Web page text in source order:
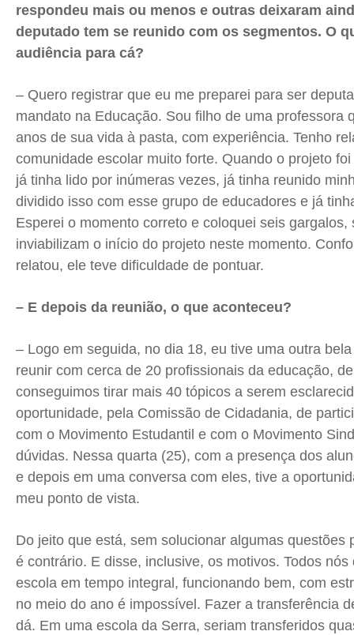
respondeu mais ou menos e outras deixaram
deputado tem se reunido com os segmentos. O
audiência para cá?
– Quero registrar que eu me preparei para ser
mandato na Educação. Sou filho de uma professora
anos de sua vida à pasta, com experiência. Tenho
comunidade escolar muito forte. Quando o projeto
já tinha lido por inúmeras vezes, já tinha reunido
dividido isso com esse grupo de educadores e já
Esperei o momento correto e coloquei seis gargalos,
inviabilizam o início do projeto neste momento.
relatou, ele teve dificuldade de pontuar.
– E depois da reunião, o que aconteceu?
– Logo em seguida, no dia 18, eu tive uma outra
reunir com cerca de 20 profissionais da educação,
conseguimos tirar mais 40 tópicos a serem
oportunidade, pela Comissão de Cidadania, de
com o Movimento Estudantil e com o Movimento
dúvidas. Nessa quarta (25), com a presença dos
e depois em uma conversa com eles, tive a
meu ponto de vista.
Do jeito que está, sem solucionar algumas questões
é contrário. E disse, inclusive, os motivos. Todos nós
escola em tempo integral, funcionando bem, com
no meio do ano é impossível. Fazer a transferência
dá. Em uma escola da Serra, seriam transferidos